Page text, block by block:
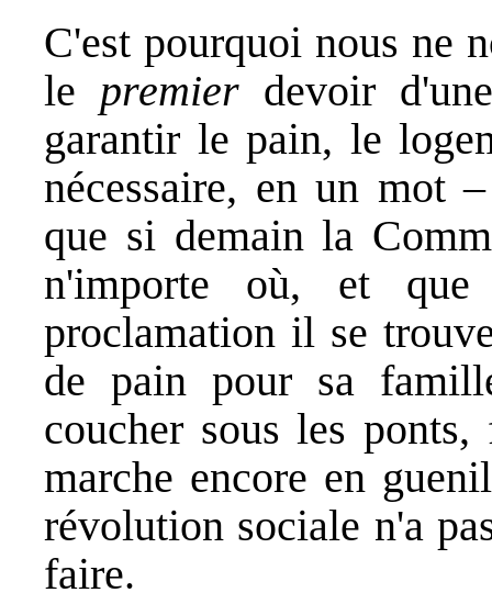
C'est pourquoi nous ne
le premier devoir
garantir le pain, le
nécessaire, en un mot
que si demain la
n'importe où, et
proclamation il se
de pain pour sa
coucher sous les
marche encore en
révolution sociale n'a
faire.